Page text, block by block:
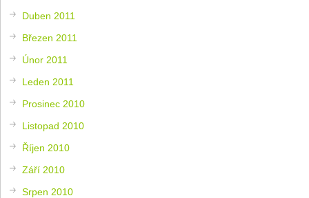
Duben 2011
Březen 2011
Únor 2011
Leden 2011
Prosinec 2010
Listopad 2010
Říjen 2010
Září 2010
Srpen 2010